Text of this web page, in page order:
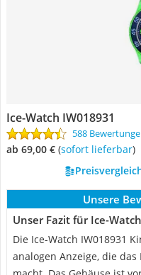
Ice-Watch IW018931
588
ab 69,00 € ( Sofort lieferbar)
Unsere
Unser Fazit für Ice-
Die Ice-Watch IW018931
analogen Anzeige, die